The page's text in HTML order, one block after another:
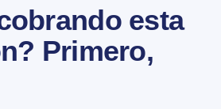
esta
Primero,